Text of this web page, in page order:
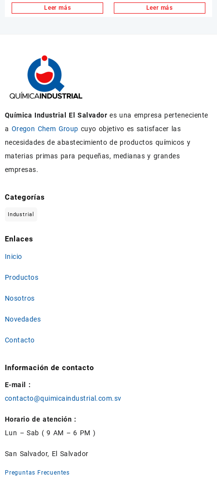
Leer más Leer más
Química Industrial El Salvador es una empresa perteneciente
a Oregon Chem Group cuyo objetivo es satisfacer las
necesidades de abastecimiento de productos químicos y
materias primas para pequeñas, medianas y grandes
empresas.
Categorías
Industrial
Enlaces
Inicio
Productos
Nosotros
Novedades
Contacto
Información de contacto
E-mail :
contacto@quimicaindustrial.com.sv
Horario de atención :
Lun – Sab ( 9 AM – 6 PM )
San Salvador, El Salvador
Preguntas Frecuentes